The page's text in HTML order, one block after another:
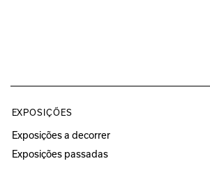
EXPOSIÇÕES
Exposições a decorrer
Exposições passadas